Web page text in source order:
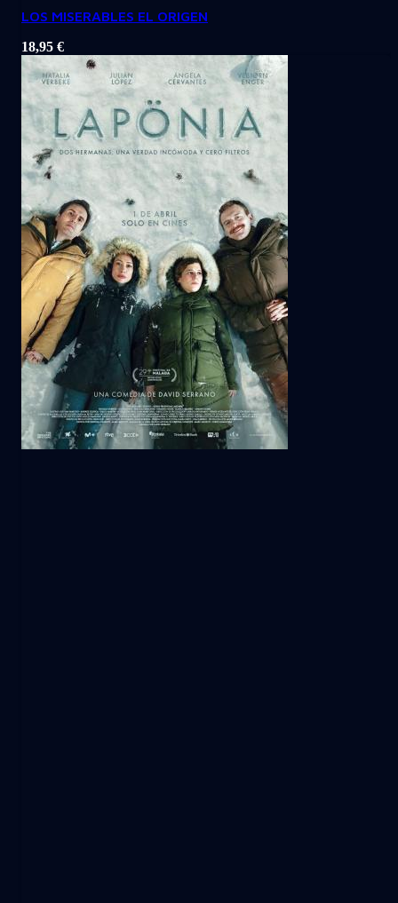
LOS MISERABLES EL ORIGEN
18,95 €